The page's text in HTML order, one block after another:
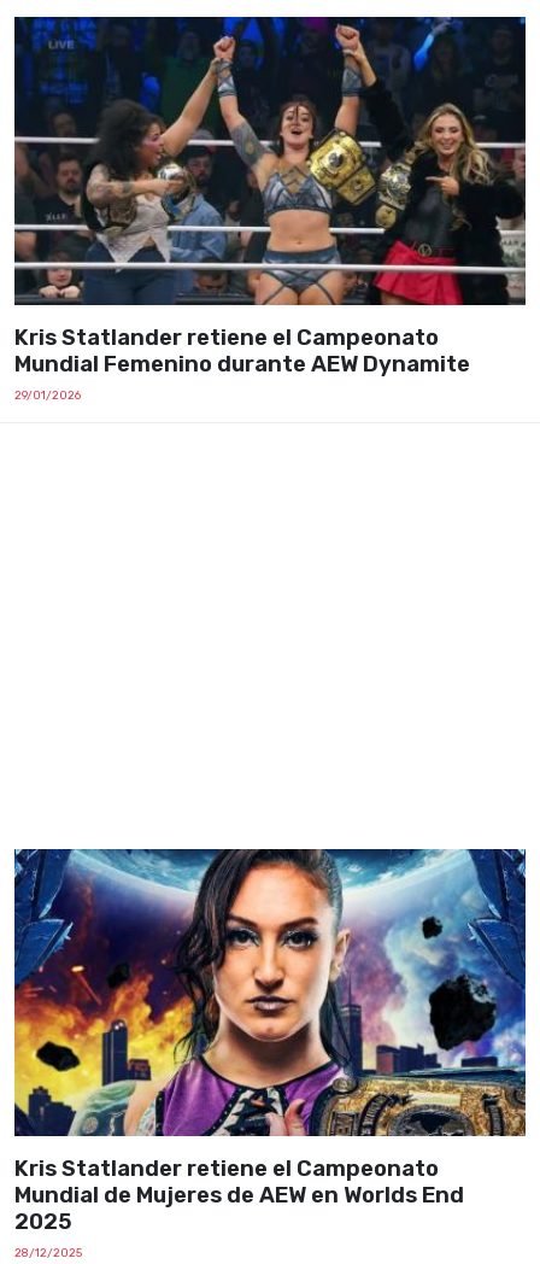
Kris Statlander retiene el Campeonato
Mundial Femenino durante AEW Dynamite
29/01/2026
Kris Statlander retiene el Campeonato
Mundial de Mujeres de AEW en Worlds End
2025
28/12/2025